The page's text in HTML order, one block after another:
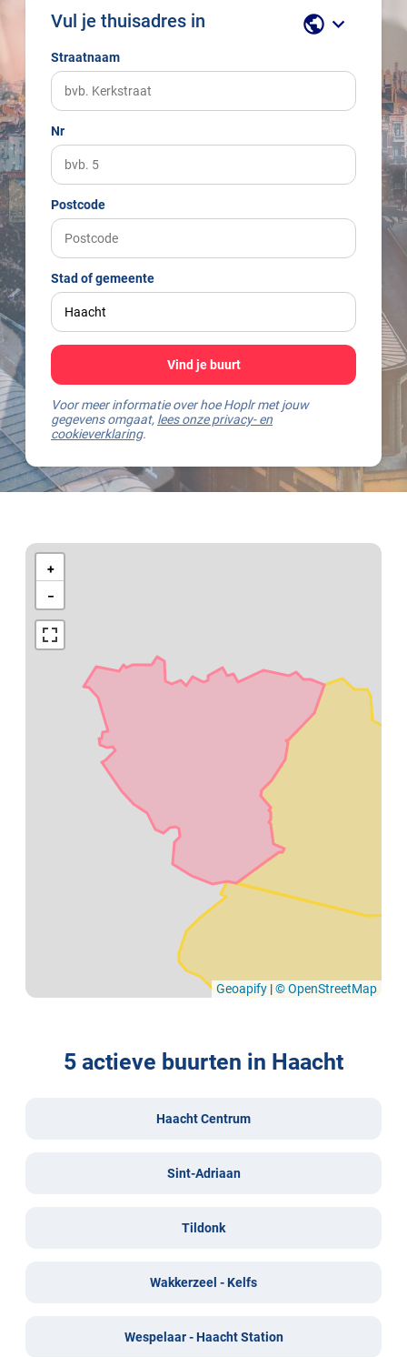
Vul je thuisadres in public keyboard_arrow_down
Straatnaam
Nr
Postcode
Stad of gemeente
Vind je buurt
Voor meer informatie over hoe Hoplr met jouw
gegevens omgaat, lees onze privacy- en
cookieverklaring.
Kaart
Haacht
+
−
Geoapify |© OpenStreetMap
5 actieve buurten in Haacht
Haacht Centrum
Sint-Adriaan
Tildonk
Wakkerzeel - Kelfs
Wespelaar - Haacht Station